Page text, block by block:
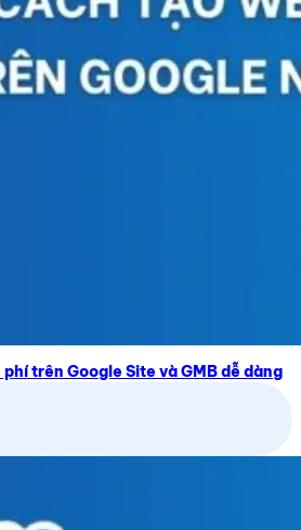
trên Google Site và GMB dễ dàng